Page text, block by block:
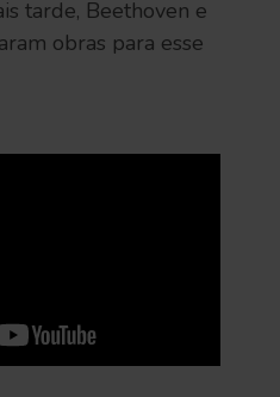
tarde, Beethoven e
obras para esse